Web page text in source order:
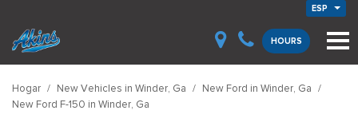
ESP
HOURS
Hogar / New Vehicles in Winder, Ga / New Ford in Winder, Ga /
New Ford F-150 in Winder, Ga